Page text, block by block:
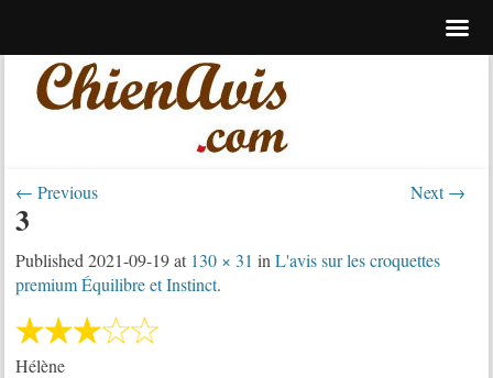
← Previous Next →
3
Published2021-09-19at 130 × 31 inL'avis sur les croquettes
premium Équilibre et Instinct.
Hélène